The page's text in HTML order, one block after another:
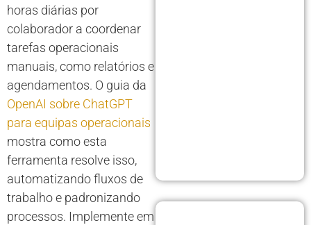
horas diárias por
colaborador a coordenar
tarefas operacionais
manuais, como relatórios e
agendamentos. O guia da
OpenAI sobre ChatGPT
para equipas operacionais
mostra como esta
ferramenta resolve isso,
automatizando fluxos de
trabalho e padronizando
processos. Implemente em